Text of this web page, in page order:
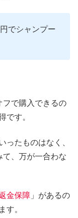
でシャンプー
フで購入できるの
です。
たものはなく、
て、万が一合わな
金保障 」があるの
す。